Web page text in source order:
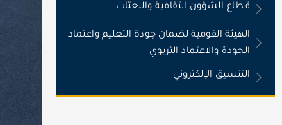
قطاع الشؤون الثقافية والبعثات
الهيئة القومية لضمان جودة التعليم واعتماد
الجودة والاعتماد التربوي
التنسيق الإلكتروني